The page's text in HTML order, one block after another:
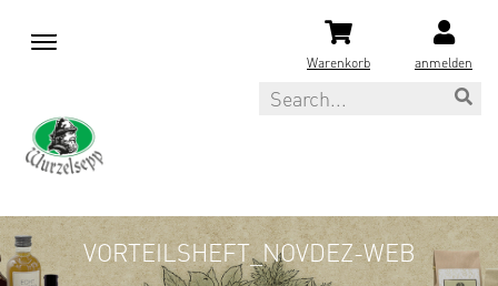
M
Warenkorb anmelden
Search
VORTEILSHEFT_NOVDEZ-WEB